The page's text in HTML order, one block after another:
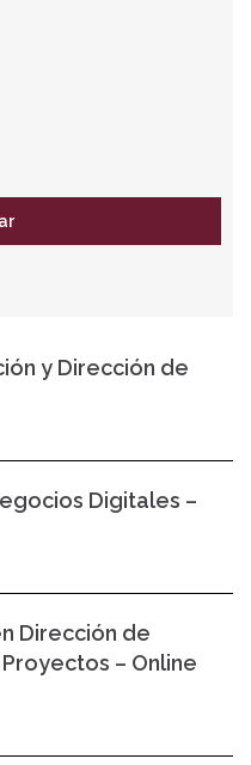
y Dirección de
Digitales –
Dirección de
– Online